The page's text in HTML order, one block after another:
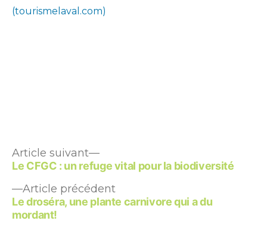
(tourismelaval.com)
Navigation
de
l’article
Article précédent
précédent :
Le droséra, une plante carnivore qui a du
mordant!
Article suivant
Article
suivant :
Le CFGC : un refuge vital pour la biodiversité